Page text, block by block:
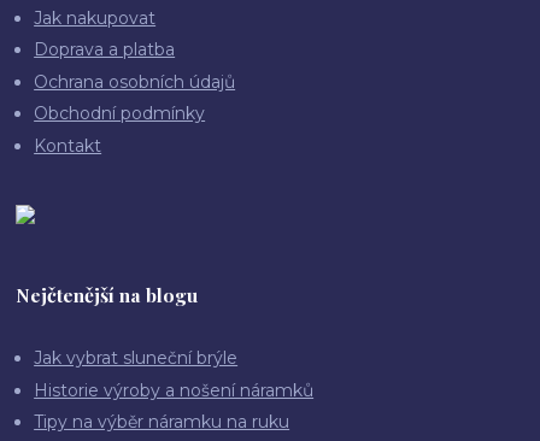
Jak nakupovat
Doprava a platba
Ochrana osobních údajů
Obchodní podmínky
Kontakt
Nejčtenější na blogu
Jak vybrat sluneční brýle
Historie výroby a nošení náramků
Tipy na výběr náramku na ruku